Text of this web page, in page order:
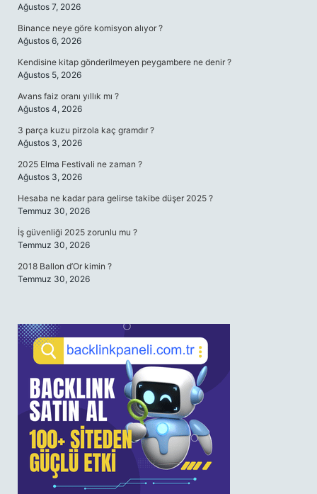
Ağustos 7, 2026
Binance neye göre komisyon alıyor ?
Ağustos 6, 2026
Kendisine kitap gönderilmeyen peygambere ne denir ?
Ağustos 5, 2026
Avans faiz oranı yıllık mı ?
Ağustos 4, 2026
3 parça kuzu pirzola kaç gramdır ?
Ağustos 3, 2026
2025 Elma Festivali ne zaman ?
Ağustos 3, 2026
Hesaba ne kadar para gelirse takibe düşer 2025 ?
Temmuz 30, 2026
İş güvenliği 2025 zorunlu mu ?
Temmuz 30, 2026
2018 Ballon d’Or kimin ?
Temmuz 30, 2026